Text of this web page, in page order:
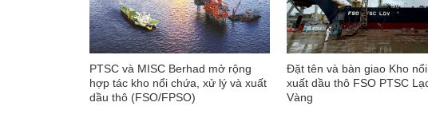
PTSC và MISC Berhad mở rộng
hợp tác kho nổi chứa, xử lý và xuất
dầu thô (FSO/FPSO)
Đặt tên và bàn giao Kho nổi
xuất dầu thô FSO PTSC
Vàng